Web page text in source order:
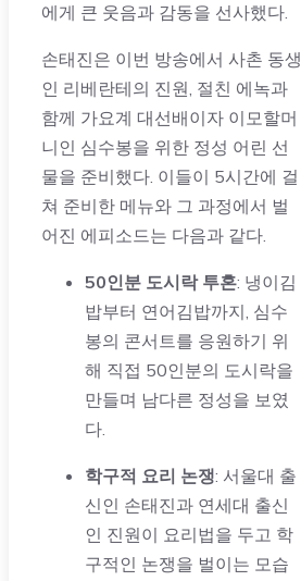
에게 큰 웃음과 감동을 선사했다.
손태진은 이번 방송에서 사촌 동생
인 리베란테의 진원, 절친 에녹과
함께 가요계 대선배이자 이모할머
니인 심수봉을 위한 정성 어린 선
물을 준비했다. 이들이 5시간에 걸
쳐 준비한 메뉴와 그 과정에서 벌
어진 에피소드는 다음과 같다.
50인분 도시락 투혼: 냉이김
밥부터 연어김밥까지, 심수
봉의 콘서트를 응원하기 위
해 직접 50인분의 도시락을
만들며 남다른 정성을 보였
다.
학구적 요리 논쟁: 서울대 출
신인 손태진과 연세대 출신
인 진원이 요리법을 두고 학
구적인 논쟁을 벌이는 모습